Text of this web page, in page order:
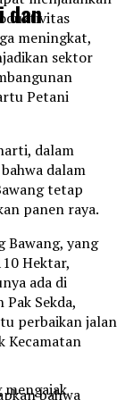
meningkat,
sektor
Petani
dalam
dalam
tetap
panen raya.
Bawang, yang
Hektar,
ada di
Sekda,
perbaikan jalan
Kecamatan
bahwa
dan